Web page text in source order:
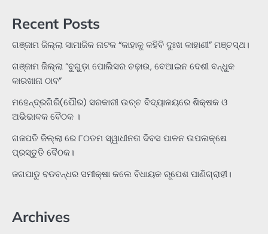
Recent Posts
ଗଞ୍ଜାମ ଜିଲ୍ଲା ସାମାଜିକ ନାଟକ “କାହାକୁ କହିବି ଦୁଃଖ କାହାଣୀ” ମଞ୍ଚସ୍ଥ।
ଗଞ୍ଜାମ ଜିଲ୍ଲା “ବୁଗୁଡ଼ା ପୋଲିସର ଚଢ଼ାଉ, ବେଆଇନ ଦେଶୀ ବନ୍ଧୁକ
କାରଖାନା ଠାବ”
ମହେନ୍ଦ୍ରଗିରି(ପୌର) ସରକାରୀ ଉଚ୍ଚ ବିଦ୍ୟାଳୟରେ ଶିକ୍ଷକ ଓ
ଅଭିଭାବକ ବୈଠକ ।
ଗଜପତି ଜିଲ୍ଲା ରେ ୮୦ତମ ସ୍ୱାଧୀନତା ଦିବସ ପାଳନ ଉପଲକ୍ଷେ
ପ୍ରସ୍ତୁତି ବୈଠକ।
ଜଗପାଡୁ ବଡବନ୍ଧର ସମୀକ୍ଷା କଲେ ବିଧାୟକ ରୂପେଶ ପାଣିଗ୍ରାହୀ।
Archives